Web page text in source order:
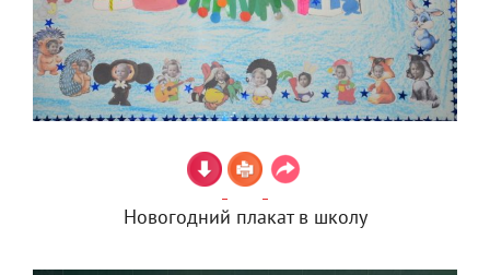
Новогодний плакат в школу